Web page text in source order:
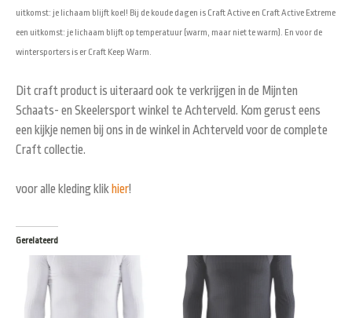
uitkomst: je lichaam blijft koel! Bij de koude dagen is Craft Active en Craft Active Extreme
een uitkomst: je lichaam blijft op temperatuur (warm, maar niet te warm). En voor de
wintersporters is er Craft Keep Warm.
Dit craft product is uiteraard ook te verkrijgen in de Mijnten
Schaats- en Skeelersport winkel te Achterveld. Kom gerust eens
een kijkje nemen bij ons in de winkel in Achterveld voor de complete
Craft collectie.
voor alle kleding klik hier!
Gerelateerd